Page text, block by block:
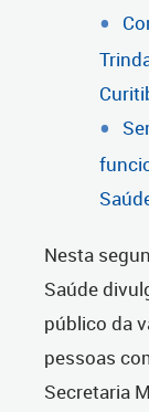
Nesta
Saúde
público da
pessoas
Secretaria